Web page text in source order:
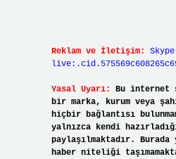
Reklam ve İletişim:
Yasal Uyarı:
Bu internet
bir marka, kurum veya
hiçbir bağlantısı
yalnızca kendi
paylaşılmaktadır.
haber niteliği